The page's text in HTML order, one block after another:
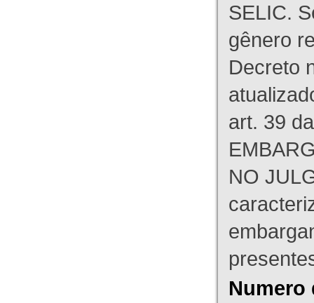
SELIC.
gênero
Decreto
art. 39
NO
Numero